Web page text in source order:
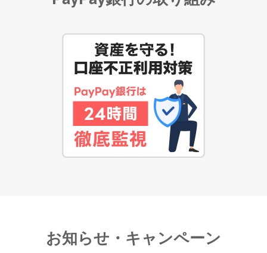
お知らせ・キャンペーン